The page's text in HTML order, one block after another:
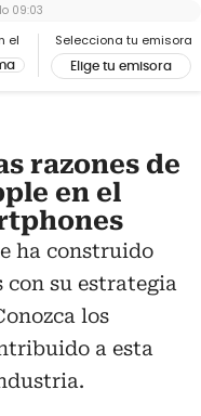
el Selecciona tu emisora
Elige tu emisora
09:03
razones de
en el
ha construido
con su estrategia
los
a esta